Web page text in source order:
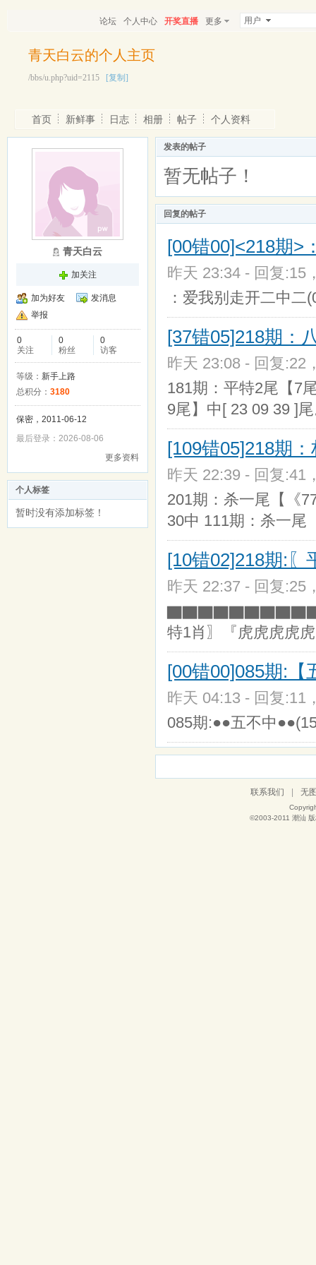
论坛 个人中心 开奖直播 更多 用户
青天白云的个人主页
/bbs/u.php?uid=2115 [复制]
首页 新鲜事 日志 相册 帖子 个人资料
青天白云
加关注
加为好友
发消息
举报
0
关注
0
粉丝
0
访客
等级： 新手上路
总积分： 3180
保密，2011-06-12
最后登录：2026-08-06
更多资料
个人标签
暂时没有添加标签！
发表的帖子
暂无帖子！
回复的帖子
[00错00]<218期>
昨天 23:34 - 回复:15
：爱我别走开二中二
[37错05]218期：
昨天 23:08 - 回复:22
181期：平特2尾【7
9尾】中[ 23 09 39 ]
[109错05]218期
昨天 22:39 - 回复:41
201期：杀一尾【《
30中 111期：杀一尾
[10错02]218期:〖
昨天 22:37 - 回复:25
特1肖〗『虎虎虎虎
[00错00]085期:【
昨天 04:13 - 回复:11
085期:●●五不中
联系我们 无
©2003-2011 潮汕